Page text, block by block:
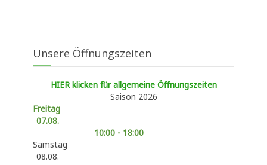
Unsere Öffnungszeiten
HIER klicken für allgemeine Öffnungszeiten
Saison 2026
Freitag
07.08.
10:00 - 18:00
Samstag
08.08.